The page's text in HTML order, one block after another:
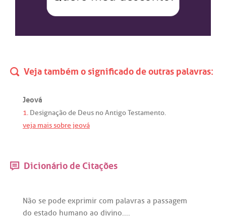
Veja também o significado de outras palavras:
Jeová
1. Designaçãode Deus noAntigoTestamento.
veja mais sobre jeová
Dicionário de Citações
Não se pode exprimir com palavras a passagem
do estado humano ao divino....